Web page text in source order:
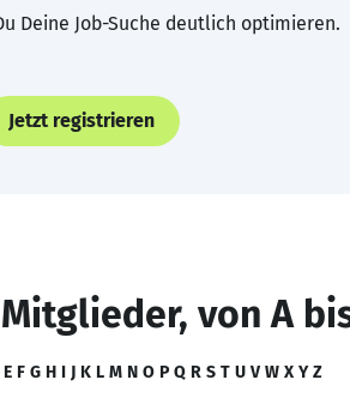
Deine Job-Suche deutlich optimieren.
Jetzt registrieren
von A
E F G H I J K L M N O P Q R S T U V W X Y Z